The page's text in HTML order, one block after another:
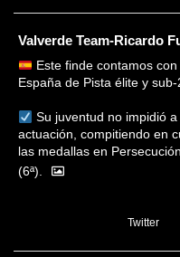
Valverde Team-Ricardo
Este finde contamos
España de Pista élite y sub-
Su juventud no impidió
actuación, compitiendo en
las medallas en
(6ª).
Twitter